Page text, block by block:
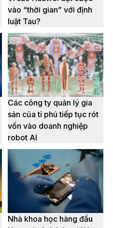
vào “thời gian” với định
luật Tau?
Các công ty quản lý gia
sản của tỉ phú tiếp tục rót
vốn vào doanh nghiệp
robot AI
Nhà khoa học hàng đầu